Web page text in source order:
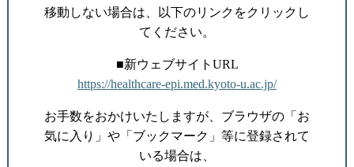
移動しない場合は、以下のリンクをクリックし
てください。
■新ウェブサイトURL
https://healthcare-epi.med.kyoto-u.ac.jp/
お手数をおかけいたしますが、ブラウザの「お
気に入り」や「ブックマーク」等に登録されて
いる場合は、